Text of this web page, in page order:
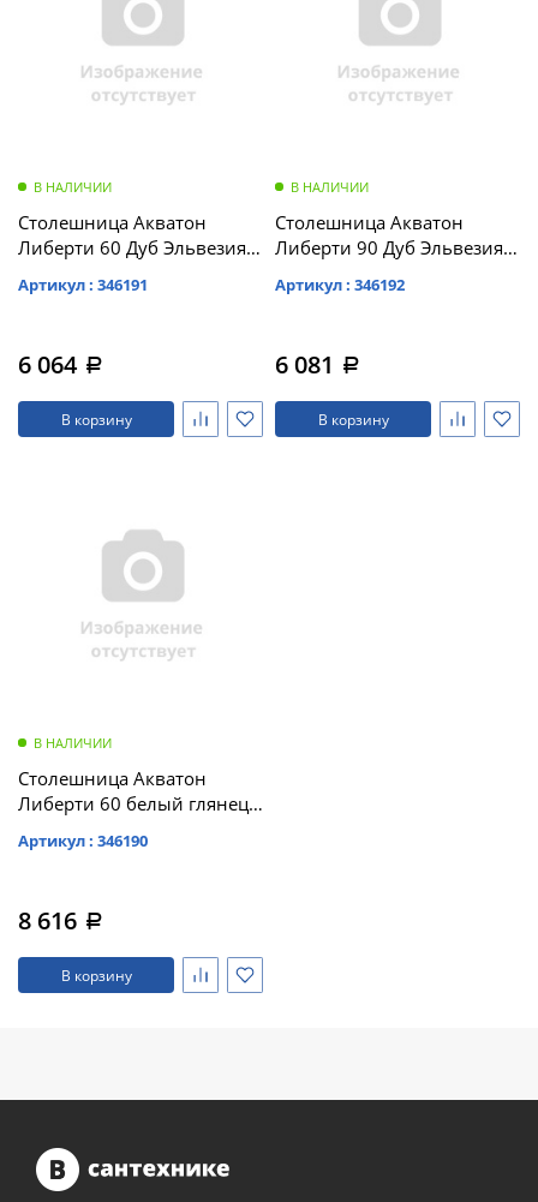
В НАЛИЧИИ
Столешница Акватон
Либерти 60 Дуб Эльвезия
Артикул : 346191
6 064 a
В корзину
В НАЛИЧИИ
Столешница Акватон
Либерти 90 Дуб Эльвезия
Артикул : 346192
6 081 a
В корзину
В НАЛИЧИИ
Столешница Акватон
Либерти 60 белый глянец
Артикул : 346190
8 616 a
В корзину